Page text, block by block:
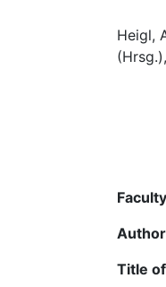
Heigl,
(Hrsg.),
Title